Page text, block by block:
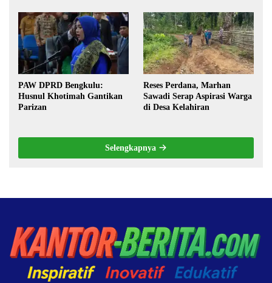
Pilkada oleh DPRD
PAW DPRD Bengkulu:
Husnul Khotimah Gantikan
Parizan
Reses Perdana, Marhan
Sawadi Serap Aspirasi Warga
di Desa Kelahiran
Selengkapnya